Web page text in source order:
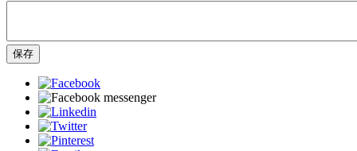
保存